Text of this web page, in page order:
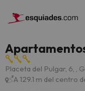
Placeta del Pulgar, 6, ,
A 129.1 m del centro